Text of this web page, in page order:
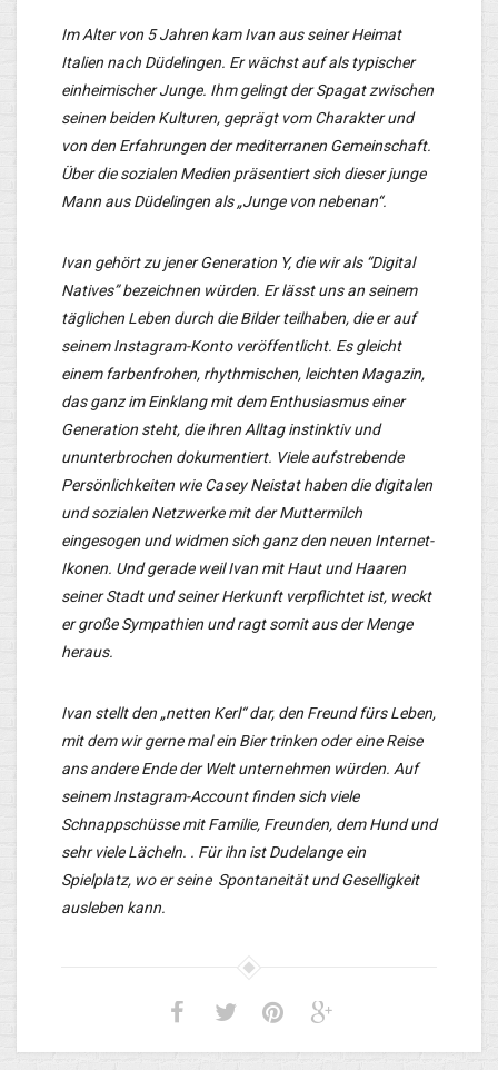
Im Alter von 5 Jahren kam Ivan aus seiner Heimat
Italien nach Düdelingen. Er wächst auf als typischer
einheimischer Junge. Ihm gelingt der Spagat zwischen
seinen beiden Kulturen, geprägt vom Charakter und
von den Erfahrungen der mediterranen Gemeinschaft.
Über die sozialen Medien präsentiert sich dieser junge
Mann aus Düdelingen als „Junge von nebenan“.
Ivan gehört zu jener Generation Y, die wir als “Digital
Natives” bezeichnen würden. Er lässt uns an seinem
täglichen Leben durch die Bilder teilhaben, die er auf
seinem Instagram-Konto veröffentlicht. Es gleicht
einem farbenfrohen, rhythmischen, leichten Magazin,
das ganz im Einklang mit dem Enthusiasmus einer
Generation steht, die ihren Alltag instinktiv und
ununterbrochen dokumentiert. Viele aufstrebende
Persönlichkeiten wie Casey Neistat haben die digitalen
und sozialen Netzwerke mit der Muttermilch
eingesogen und widmen sich ganz den neuen Internet-
Ikonen. Und gerade weil Ivan mit Haut und Haaren
seiner Stadt und seiner Herkunft verpflichtet ist, weckt
er große Sympathien und ragt somit aus der Menge
heraus.
Ivan stellt den „netten Kerl“ dar, den Freund fürs Leben,
mit dem wir gerne mal ein Bier trinken oder eine Reise
ans andere Ende der Welt unternehmen würden. Auf
seinem Instagram-Account finden sich viele
Schnappschüsse mit Familie, Freunden, dem Hund und
sehr viele Lächeln. . Für ihn ist Dudelange ein
Spielplatz, wo er seine Spontaneität und Geselligkeit
ausleben kann.